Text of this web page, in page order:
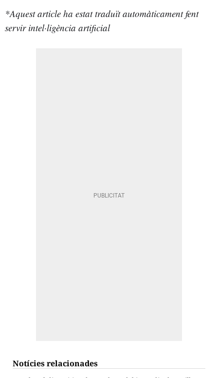
*Aquest article ha estat traduït automàticament fent
servir intel·ligència artificial
Notícies relacionades